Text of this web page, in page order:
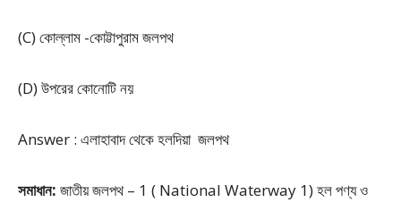
(C) কোল্লাম -কোট্টাপুরাম জলপথ
(D) উপরের কোনোটি নয়
Answer : এলাহাবাদ থেকে হলদিয়া জলপথ
সমাধান: জাতীয় জলপথ – 1 ( National Waterway 1) হল পণ্য ও